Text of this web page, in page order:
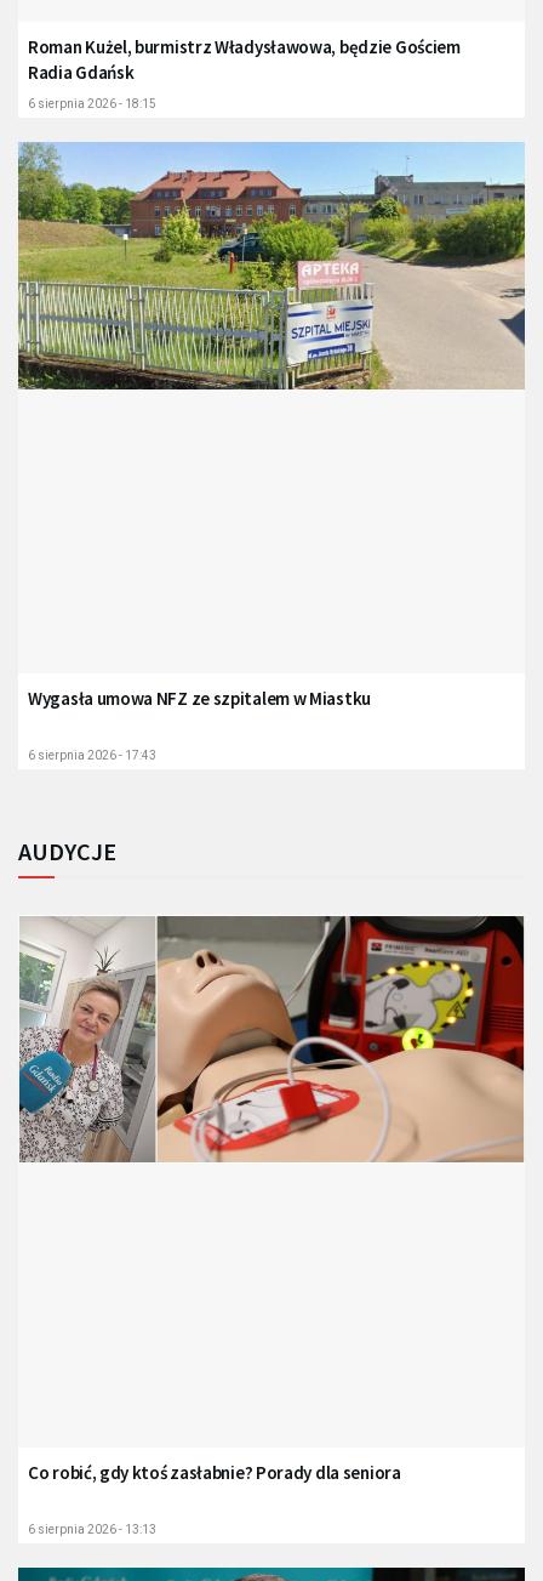
Roman Kużel, burmistrz Władysławowa, będzie Gościem
Radia Gdańsk
6 sierpnia 2026 - 18:15
Wygasła umowa NFZ ze szpitalem w Miastku
6 sierpnia 2026 - 17:43
AUDYCJE
Co robić, gdy ktoś zasłabnie? Porady dla seniora
6 sierpnia 2026 - 13:13